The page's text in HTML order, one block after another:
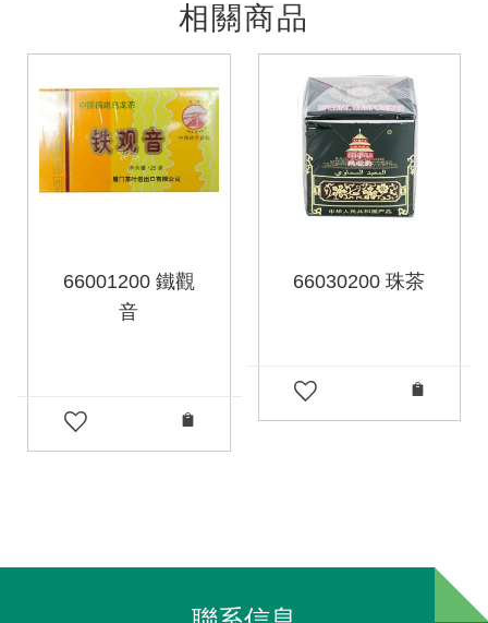
相關商品
66001200 鐵觀
音
66030200 珠茶